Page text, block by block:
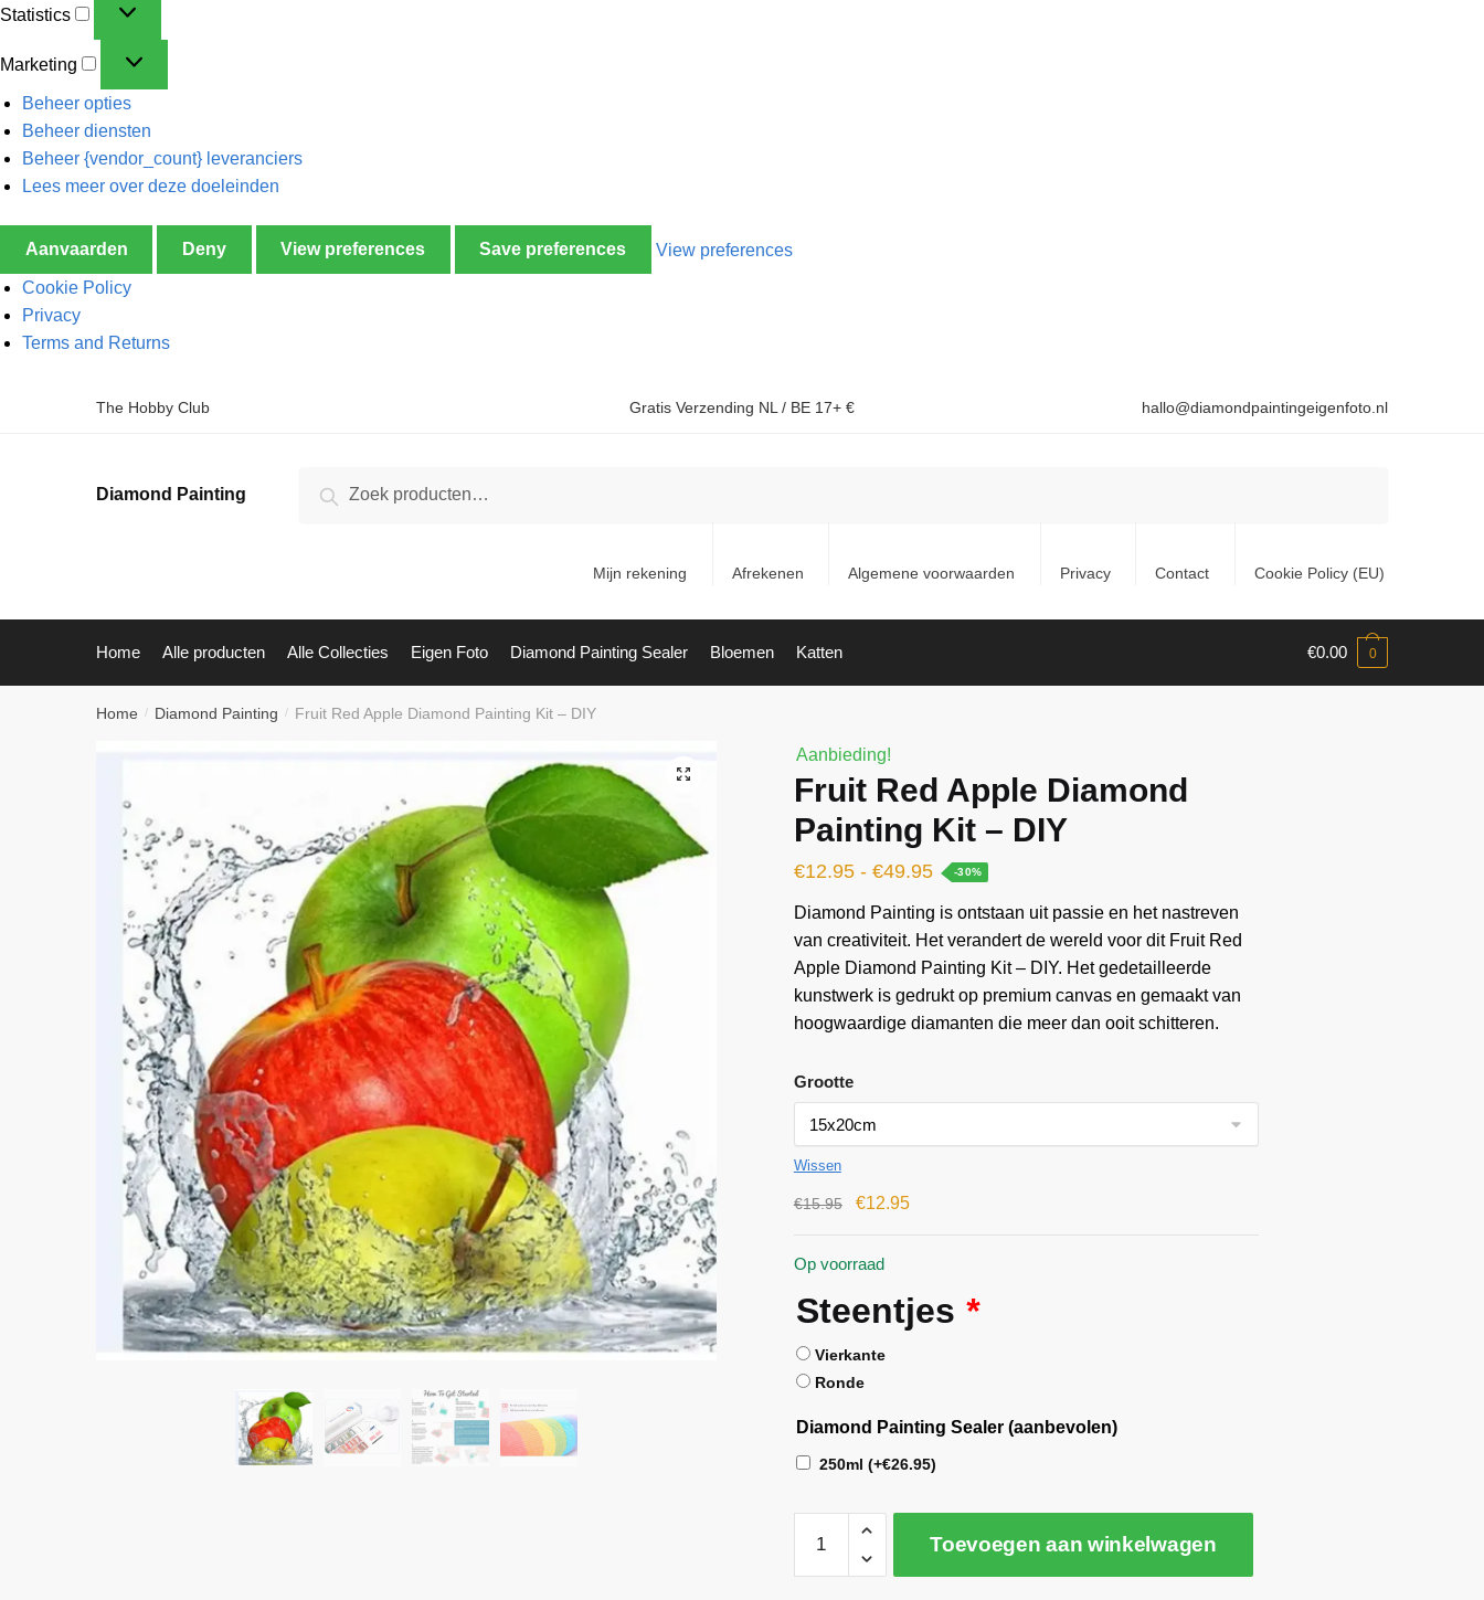
Statistics
Marketing
Beheer opties
Beheer diensten
Beheer {vendor_count} leveranciers
Lees meer over deze doeleinden
Aanvaarden Deny View preferences Save preferences View preferences
Cookie Policy
Privacy
Terms and Returns
The Hobby Club Gratis Verzending NL / BE 17+ € hallo@diamondpaintingeigenfoto.nl
Diamond Painting Zoeken
Mijn rekening Afrekenen Algemene voorwaarden Privacy Contact Cookie Policy (EU)
Home Alle producten Alle Collecties Eigen Foto Diamond Painting Sealer Bloemen Katten €0.00 0
Home / Diamond Painting / Fruit Red Apple Diamond Painting Kit – DIY
🔍
Aanbieding!
Fruit Red Apple Diamond
Painting Kit – DIY
€12.95 - €49.95 -30%
Diamond Painting is ontstaan ​​uit passie en het nastreven
van creativiteit. Het verandert de wereld voor dit Fruit Red
Apple Diamond Painting Kit – DIY. Het gedetailleerde
kunstwerk is gedrukt op premium canvas en gemaakt van
hoogwaardige diamanten die meer dan ooit schitteren.
Grootte
Wissen
€15.95 €12.95
Op voorraad
Steentjes *
Vierkante
Ronde
Diamond Painting Sealer (aanbevolen)
250ml (+€26.95)
Toevoegen aan winkelwagen